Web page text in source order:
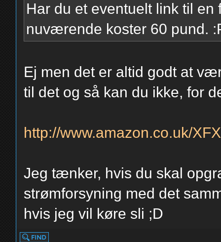
Har du et eventuelt link til
nuværende koster 60 pund.
Ej men det er altid godt at
til det og så kan du ikke, for
http://www.amazon.co.uk/
Jeg tænker, hvis du skal
strømforsyning med det
hvis jeg vil køre sli ;D